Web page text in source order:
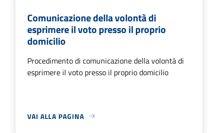
Comunicazione della volontà di
esprimere il voto presso il proprio
domicilio
Procedimento di comunicazione della volontà di
esprimere il voto presso il proprio domicilio
VAI ALLA PAGINA